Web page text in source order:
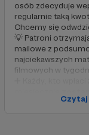
osób zdecyduje
regularnie taką
Chcemy się
💡 Patroni
mailowe z
najciekawszych
filmowych w
z imienia i